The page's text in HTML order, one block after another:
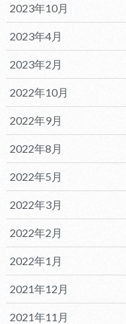
2023年10月
2023年4月
2023年2月
2022年10月
2022年9月
2022年8月
2022年5月
2022年3月
2022年2月
2022年1月
2021年12月
2021年11月